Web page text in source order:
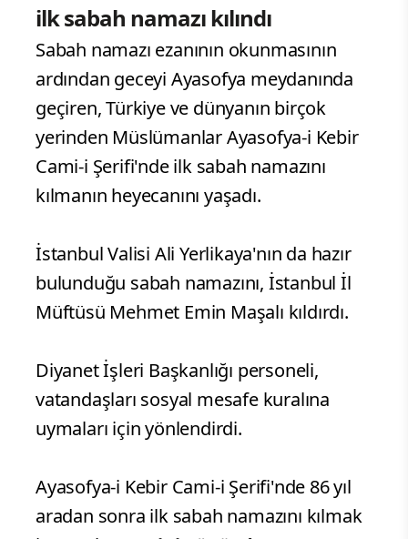
ilk sabah namazı kılındı
Sabah namazı ezanının okunmasının
ardından geceyi Ayasofya meydanında
geçiren, Türkiye ve dünyanın birçok
yerinden Müslümanlar Ayasofya-i Kebir
Cami-i Şerifi'nde ilk sabah namazını
kılmanın heyecanını yaşadı.
İstanbul Valisi Ali Yerlikaya'nın da hazır
bulunduğu sabah namazını, İstanbul İl
Müftüsü Mehmet Emin Maşalı kıldırdı.
Diyanet İşleri Başkanlığı personeli,
vatandaşları sosyal mesafe kuralına
uymaları için yönlendirdi.
Ayasofya-i Kebir Cami-i Şerifi'nde 86 yıl
aradan sonra ilk sabah namazını kılmak